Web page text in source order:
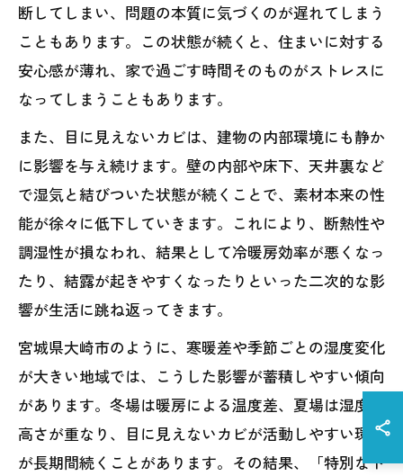
断してしまい、問題の本質に気づくのが遅れてしまう
こともあります。この状態が続くと、住まいに対する
安心感が薄れ、家で過ごす時間そのものがストレスに
なってしまうこともあります。
また、目に見えないカビは、建物の内部環境にも静か
に影響を与え続けます。壁の内部や床下、天井裏など
で湿気と結びついた状態が続くことで、素材本来の性
能が徐々に低下していきます。これにより、断熱性や
調湿性が損なわれ、結果として冷暖房効率が悪くなっ
たり、結露が起きやすくなったりといった二次的な影
響が生活に跳ね返ってきます。
宮城県大崎市のように、寒暖差や季節ごとの湿度変化
が大きい地域では、こうした影響が蓄積しやすい傾向
があります。冬場は暖房による温度差、夏場は湿度の
高さが重なり、目に見えないカビが活動しやすい環境
が長期間続くことがあります。その結果、「特別なト